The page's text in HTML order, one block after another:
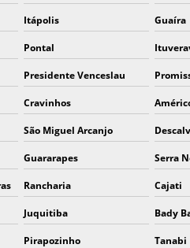
Itápolis Guaíra
Pontal
Presidente Venceslau
Cravinhos
São Miguel Arcanjo
Guararapes Serra
Rancharia Cajati
Juquitiba Bady
Pirapozinho Tanabi